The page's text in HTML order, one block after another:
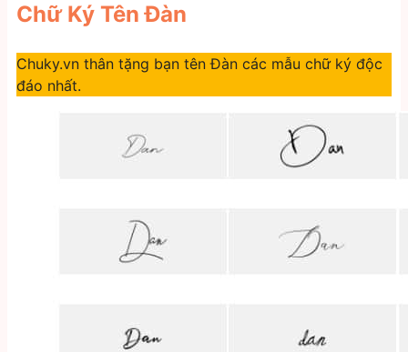
Chữ Ký Tên Đàn
Chuky.vn thân tặng bạn tên Đàn các mẫu chữ ký độc
đáo nhất.